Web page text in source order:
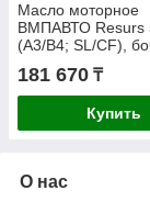
Масло моторное
ВМПАВТО Resurs
(A3/B4; SL/CF),
181 670 ₸
Купить
О нас